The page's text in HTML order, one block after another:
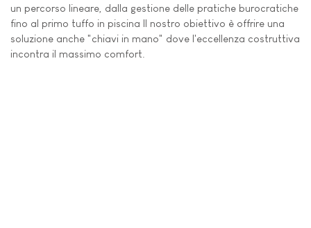
un percorso lineare, dalla gestione delle pratiche burocratiche
fino al primo tuffo in piscina Il nostro obiettivo è offrire una
soluzione anche "chiavi in mano" dove l'eccellenza costruttiva
incontra il massimo comfort.